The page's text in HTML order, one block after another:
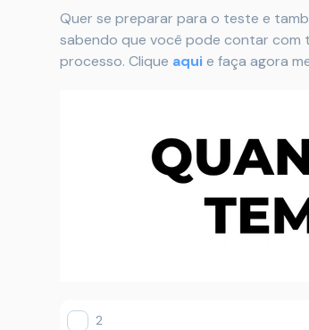
Quer se preparar para o teste e
sabendo que você pode contar com
processo. Clique aquie faça agora
2